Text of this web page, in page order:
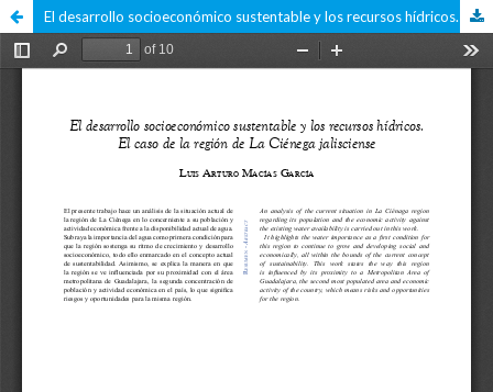
El desarrollo socioeconómico sustentable y los recursos hídricos. El caso de la región de La Ciénega jalisciense